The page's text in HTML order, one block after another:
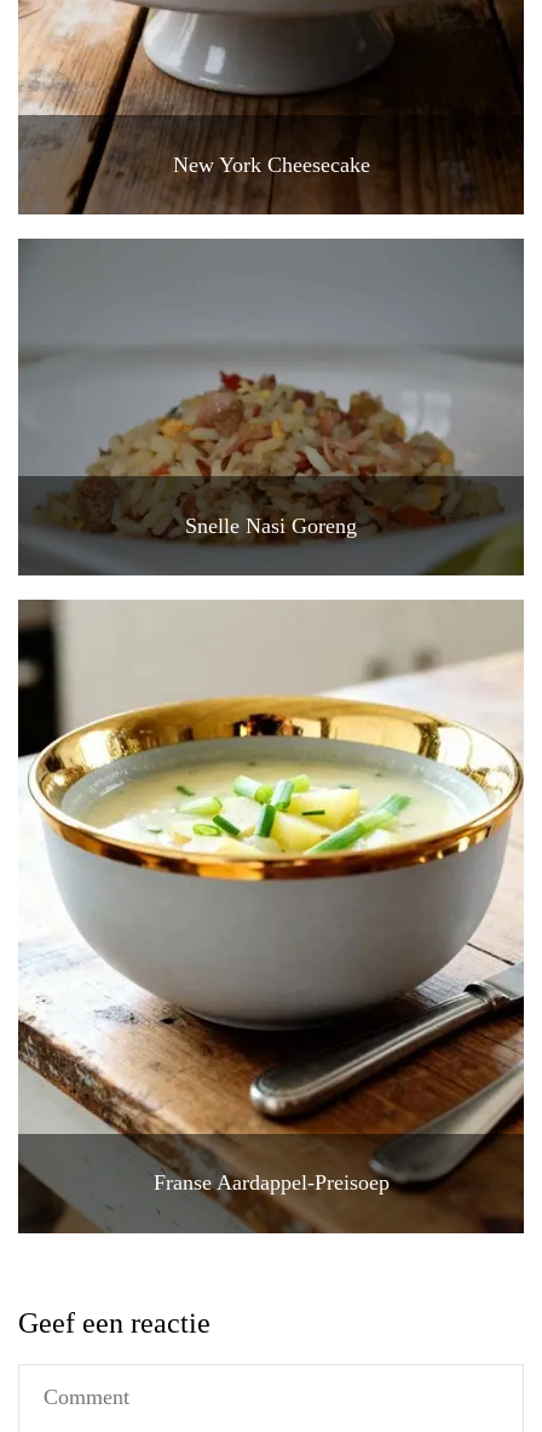
New York Cheesecake
Snelle Nasi Goreng
Franse Aardappel-Preisoep
Geef een reactie